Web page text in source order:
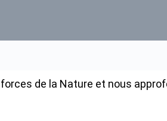
de la Nature et nous